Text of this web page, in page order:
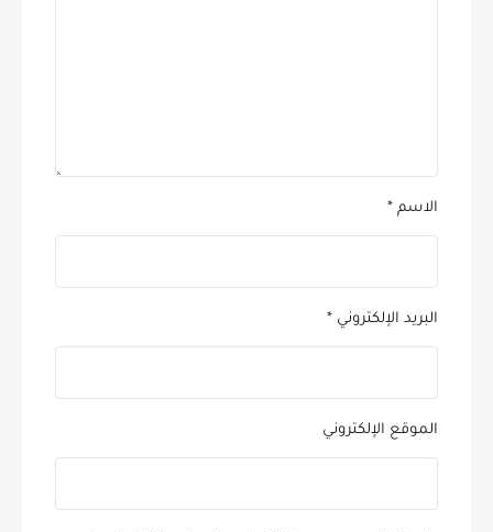
الاسم *
البريد الإلكتروني *
الموقع الإلكتروني